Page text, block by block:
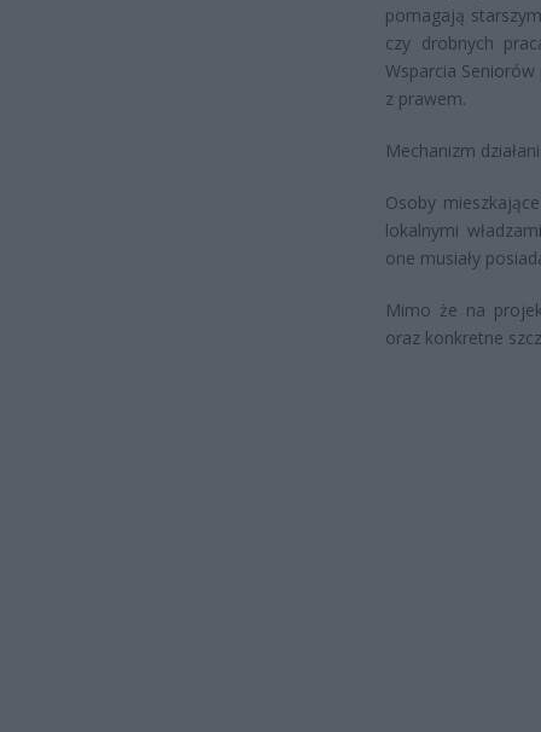
pomagają
czy drobnych
Wsparcia
z prawem.
Mechanizm
Osoby
lokalnymi
one musiały
Mimo że na
oraz konkretne